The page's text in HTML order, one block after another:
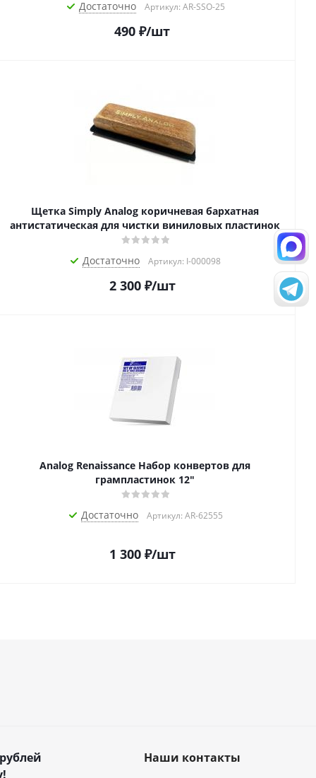
Достаточно Артикул: AR-SSO-25
490 ₽/шт
Щетка Simply Analog коричневая бархатная
антистатическая для чистки виниловых пластинок
Достаточно Артикул: I-000098
2 300₽/шт
Analog Renaissance Набор конвертов для
грампластинок 12"
Достаточно Артикул: AR-62555
1 300₽/шт
Наши контакты